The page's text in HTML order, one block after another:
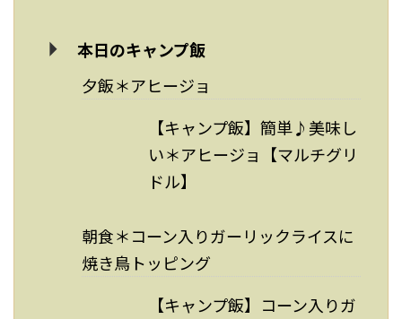
本日のキャンプ飯
夕飯＊アヒージョ
【キャンプ飯】簡単♪美味し
い＊アヒージョ【マルチグリ
ドル】
朝食＊コーン入りガーリックライスに
焼き鳥トッピング
【キャンプ飯】コーン入りガ